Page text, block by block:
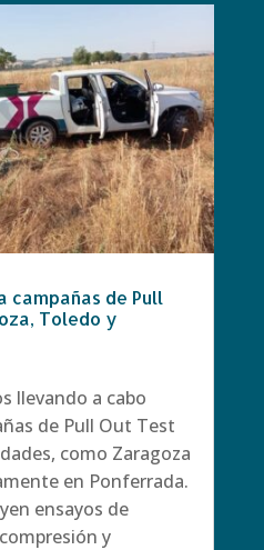
campañas de Pull
Toledo y
llevando a cabo
de Pull Out Test
como Zaragoza
en Ponferrada.
ensayos de
y